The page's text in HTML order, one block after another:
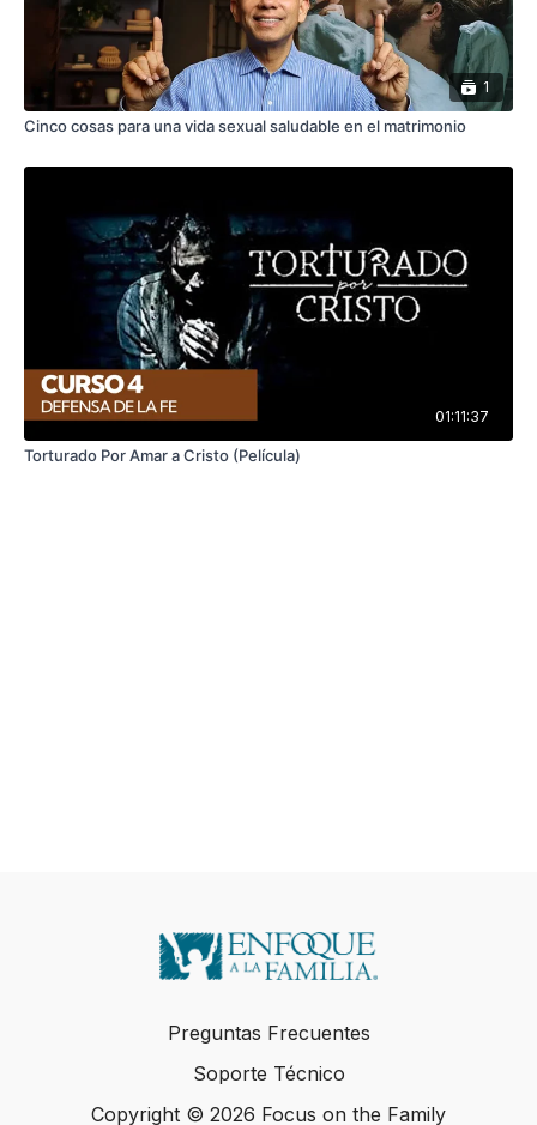
1
Cinco cosas para una vida sexual saludable en el matrimonio
01:11:37
Torturado Por Amar a Cristo (Película)
Preguntas Frecuentes
Soporte Técnico
Copyright © 2026 Focus on the Family